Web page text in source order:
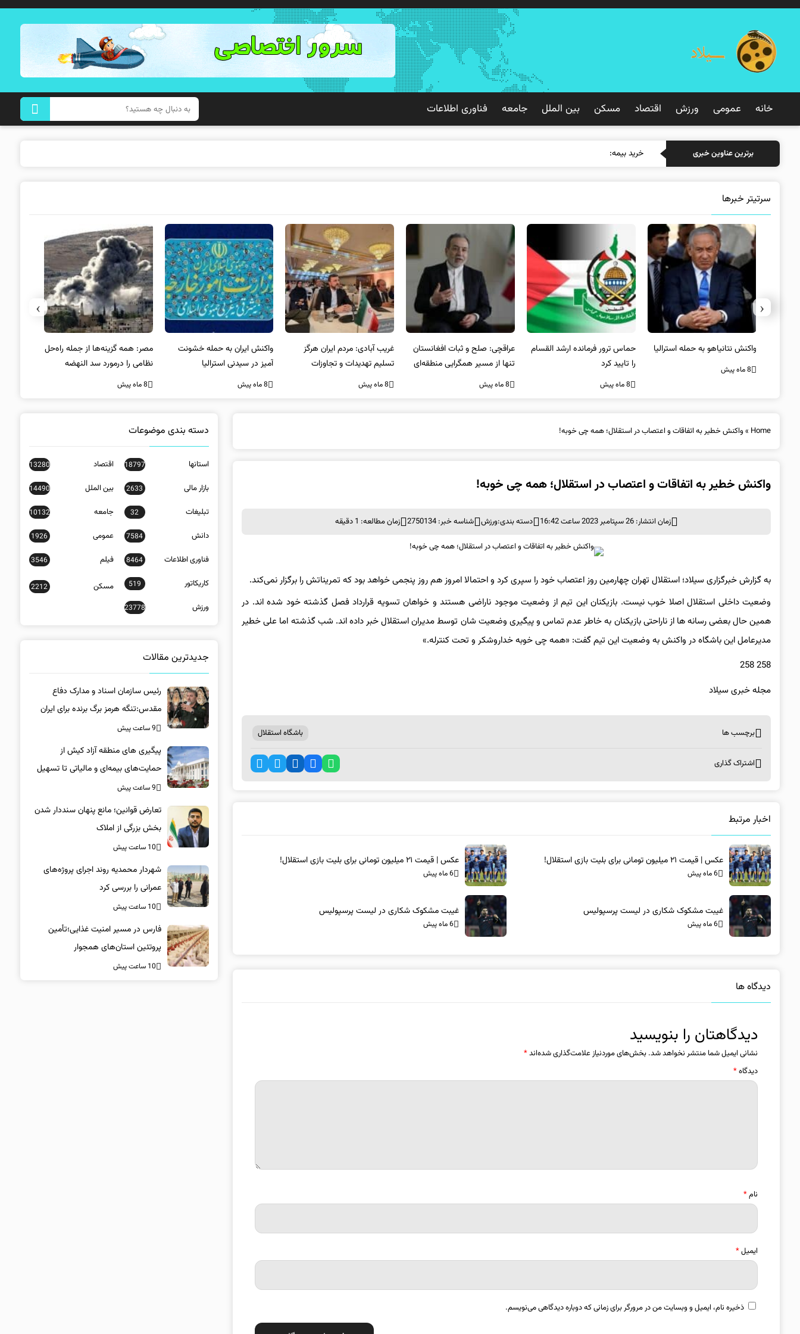
خانه عمومی ورزش اقتصاد مسکن بین الملل جامعه فناوری اطلاعات
برترین عناوین خبری خرید بیمه: سنتی یا آنل
سرتیتر خبرها
واکنش نتانیاهو به حمله استرالیا
8 ماه پیش
حماس ترور فرمانده ارشد القسام
را تایید کرد
8 ماه پیش
عراقچی: صلح و ثبات افغانستان
تنها از مسیر همگرایی منطقه‌ای
محقق می‌شود
8 ماه پیش
غریب آبادی: مردم ایران هرگز
تسلیم تهدیدات و تجاوزات
نخواهند شد و متحد و منسجم
8 ماه پیش
واکنش ایران به حمله خشونت
آمیز در سیدنی استرالیا
8 ماه پیش
مصر: همه گزینه‌ها از جمله راه‌حل
نظامی را درمورد سد النهضه
بررسی می‌کنیم
8 ماه پیش
‹
›
Home
» واکنش خطیر به اتفاقات و اعتصاب در استقلال؛ همه چی خوبه!
واکنش خطیر به اتفاقات و اعتصاب در استقلال؛ همه چی خوبه!
زمان انتشار: 26 سپتامبر 2023 ساعت 16:42 دسته بندی:ورزش شناسه خبر: 2750134 زمان مطالعه: 1 دقیقه
به گزارش خبرگزاری سیلاد؛ استقلال تهران چهارمین روز اعتصاب خود را سپری کرد و احتمالا امروز هم روز پنجمی خواهد بود که تمریناتش را برگزار نمی‌کند.
وضعیت داخلی استقلال اصلا خوب نیست. بازیکنان این تیم از وضعیت موجود ناراضی هستند و خواهان تسویه قرارداد فصل گذشته خود شده اند. در
همین حال بعضی رسانه ها از ناراحتی بازیکنان به خاطر عدم تماس و پیگیری وضعیت شان توسط مدیران استقلال خبر داده اند. شب گذشته اما علی خطیر
مدیرعامل این باشگاه در واکنش به وضعیت این تیم گفت: «همه چی خوبه خداروشکر و تحت کنترله.»
258 258
مجله خبری سیلاد
برچسب ها باشگاه استقلال
اشتراک گذاری
اخبار مرتبط
عکس | قیمت ۲۱ میلیون تومانی برای بلیت بازی استقلال!
6 ماه پیش
عکس | قیمت ۲۱ میلیون تومانی برای بلیت بازی استقلال!
6 ماه پیش
غیبت مشکوک شکاری در لیست پرسپولیس
6 ماه پیش
غیبت مشکوک شکاری در لیست پرسپولیس
6 ماه پیش
دیدگاه ها
دیدگاهتان را بنویسید
نشانی ایمیل شما منتشر نخواهد شد. بخش‌های موردنیاز علامت‌گذاری شده‌اند*
دیدگاه*
نام*
ایمیل*
ذخیره نام، ایمیل و وبسایت من در مرورگر برای زمانی که دوباره دیدگاهی می‌نویسم.
دسته بندی موضوعات
استانها 18797 اقتصاد 13280
بازار مالی 2633 بین الملل 14490
تبلیغات 32 جامعه 10132
دانش 7584 عمومی 1926
فناوری اطلاعات 8464 فیلم 3546
کاریکاتور 519 مسکن 2212
ورزش 23778
جدیدترین مقالات
رئیس سازمان اسناد و مدارک دفاع
مقدس:تنگه هرمز برگ برنده برای ایران
است
9 ساعت پیش
پیگیری های منطقه آزاد کیش از
حمایت‌های بیمه‌ای و مالیاتی تا تسهیل
خروج کالا
9 ساعت پیش
تعارض قوانین؛ مانع پنهان سنددار شدن
بخش بزرگی از املاک
10 ساعت پیش
شهردار محمدیه روند اجرای پروژه‌های
عمرانی را بررسی کرد
10 ساعت پیش
فارس در مسیر امنیت غذایی؛تأمین‌
پروتئین استان‌های همجوار
10 ساعت پیش